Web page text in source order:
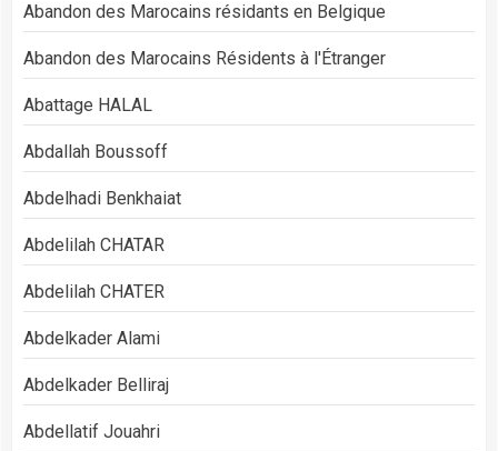
Abandon des Marocains résidants en Belgique
Abandon des Marocains Résidents à l'Étranger
Abattage HALAL
Abdallah Boussoff
Abdelhadi Benkhaiat
Abdelilah CHATAR
Abdelilah CHATER
Abdelkader Alami
Abdelkader Belliraj
Abdellatif Jouahri